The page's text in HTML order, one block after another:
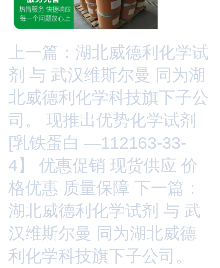
上一篇：湖北威德利化学试
剂 与 武汉维斯尔曼 同为湖
北威德利化学科技旗下子公
司。 现推出优势化学试剂
[乳铁蛋白 —112163-33-
4】 优惠促销 现货供应 价
格优惠 质量保障 下一篇：
湖北威德利化学试剂 与 武
汉维斯尔曼 同为湖北威德
利化学科技旗下子公司。